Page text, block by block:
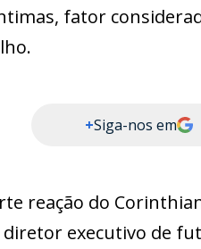
fator
+Siga-nos em
reação do
diretor executivo de